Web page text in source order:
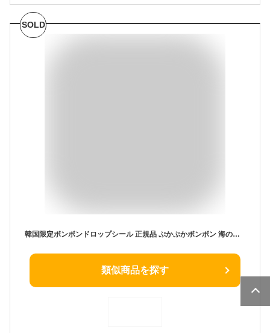
SOLD
韓国限定ボンボンドロップシール 正規品 ぷかぷかボンボン 海のいきもの
類似商品を探す